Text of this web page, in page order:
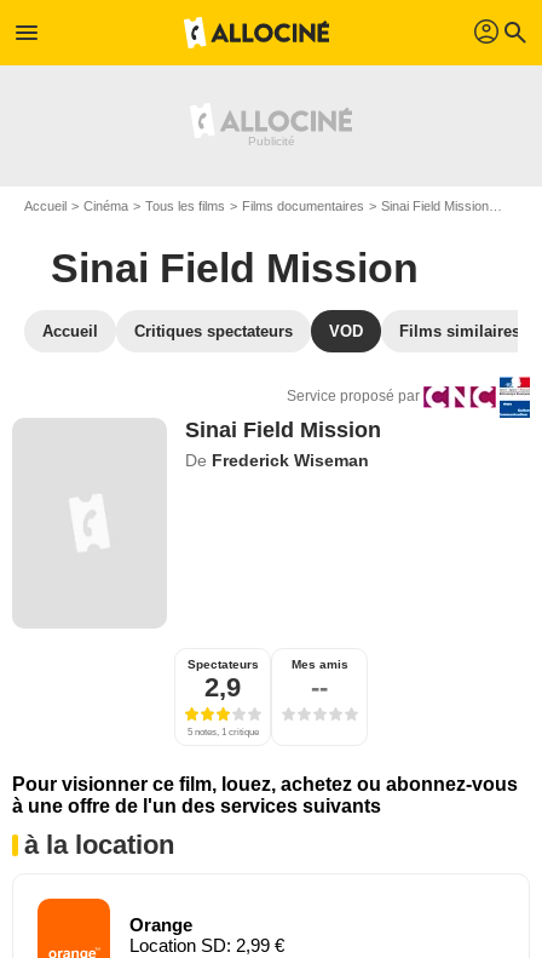
menu profil search
Accueil Cinéma Tous les films Films documentaires Sinai Field Mission
Sinai Field Mission
Accueil Critiques spectateurs VOD Films similaires
Service proposé par
Sinai Field Mission
De Frederick Wiseman
Spectateurs
2,9
5 notes, 1 critique
Mes amis
--
Pour visionner ce film, louez, achetez ou abonnez-vous
à une offre de l'un des services suivants
à la location
Orange
Location SD: 2,99 €